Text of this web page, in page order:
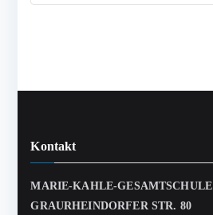
Kontakt
MARIE-KAHLE-GESAMTSCHULE
GRAURHEINDORFER STR. 80